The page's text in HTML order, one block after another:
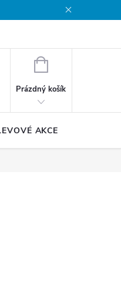
NÁKUPNÍ
Prázdný košík
AKCE